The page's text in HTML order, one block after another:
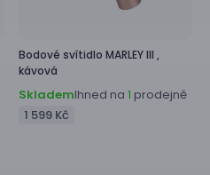
Bodové svítidlo MARLEY III ,
kávová
SklademIhned na 1 prodejně
1 599 Kč